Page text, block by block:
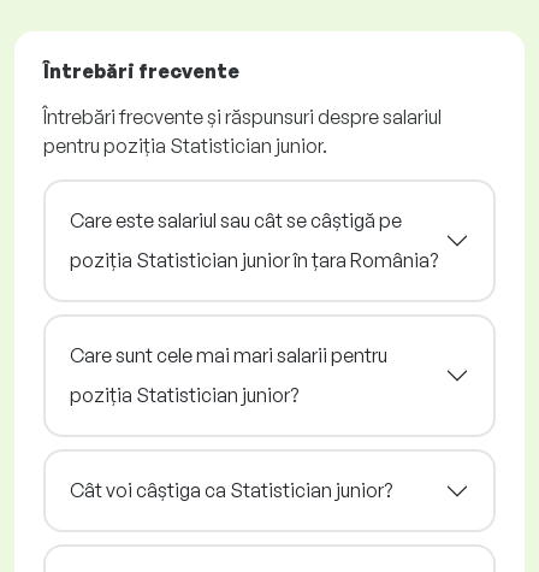
Întrebări frecvente
Întrebări frecvente și răspunsuri despre salariul
pentru poziția Statistician junior.
Care este salariul sau cât se câștigă pe
poziția Statistician junior în țara România?
Care sunt cele mai mari salarii pentru
poziția Statistician junior?
Cât voi câștiga ca Statistician junior?